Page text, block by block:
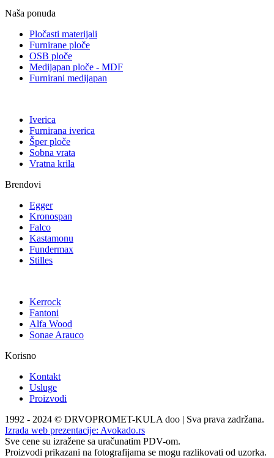
Naša ponuda
Pločasti materijali
Furnirane ploče
OSB ploče
Medijapan ploče - MDF
Furnirani medijapan
Iverica
Furnirana iverica
Šper ploče
Sobna vrata
Vratna krila
Brendovi
Egger
Kronospan
Falco
Kastamonu
Fundermax
Stilles
Kerrock
Fantoni
Alfa Wood
Sonae Arauco
Korisno
Kontakt
Usluge
Proizvodi
1992 - 2024 © DRVOPROMET-KULA doo | Sva prava zadržana.
Izrada web prezentacije: Avokado.rs
Sve cene su izražene sa uračunatim PDV-om.
Proizvodi prikazani na fotografijama se mogu razlikovati od uzorka.